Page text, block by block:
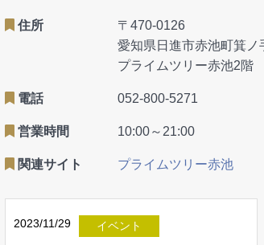
住所
〒470-0126
愛知県日進市赤池町箕ノ
プライムツリー赤池2階
電話 052-800-5271
営業時間 10:00～21:00
関連サイト プライムツリー赤池
2023/11/29 イベント